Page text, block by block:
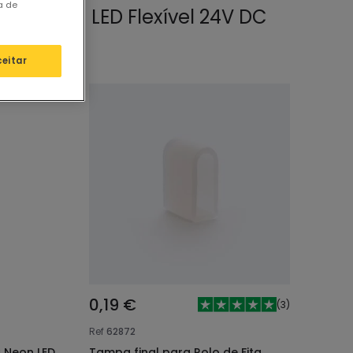
Néon LED Flexível 24V DC
0,19 € (3)
Ref 62872
de